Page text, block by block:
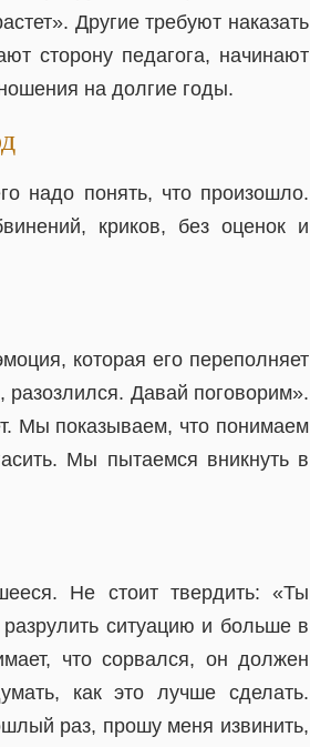
Другие требуют наказать
сторону педагога, начинают
на долгие годы.
надо понять, что произошло.
криков, без оценок и
которая его переполняет
Давай поговорим».
Мы показываем, что понимаем
Мы пытаемся вникнуть в
Не стоит твердить: «Ты
ситуацию и больше в
что сорвался, он должен
как это лучше сделать.
раз, прошу меня извинить,